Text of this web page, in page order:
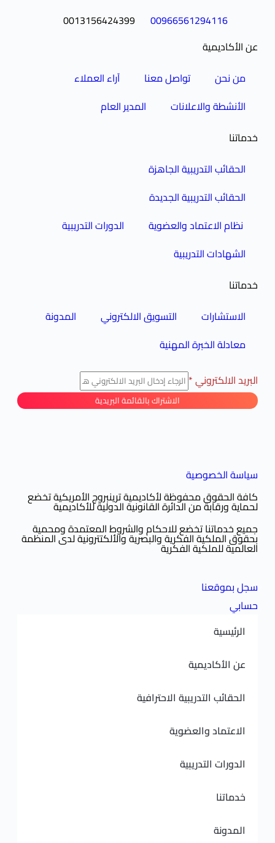
0013156424399
00966561294116
عن الأكاديمية
من نحن
تواصل معنا
آراء العملاء
الأنشطة والاعلانات
المدير العام
خدماتنا
الحقائب التدريبية الجاهزة
الحقائب التدريبية الجديدة
نظام الاعتماد والعضوية
الدورات التدريبية
الشهادات التدريبية
خدماتنا
الاستشارات
التسويق الالكتروني
المدونة
معادلة الخبرة المهنية
البريد الالكتروني*
الاشتراك بالقائمة البريدية
سياسة الخصوصية
كافة الحقوق محفوظة لأكاديمية ترينبروج الأمريكية تخضع
لحماية ورقابة من الدائرة القانونية الدولية للأكاديمية
جميع خدماتنا تخضع للاحكام والشروط المعتمدة ومحمية
بحقوق الملكية الفكرية والبصرية والألكتترونية لدى المنظمة
العالمية للملكية الفكرية
سجل بموقعنا
حسابي
الرئيسية
عن الأكاديمية
الحقائب التدريبية الاحترافية
الاعتماد والعضوية
الدورات التدريبية
خدماتنا
المدونة